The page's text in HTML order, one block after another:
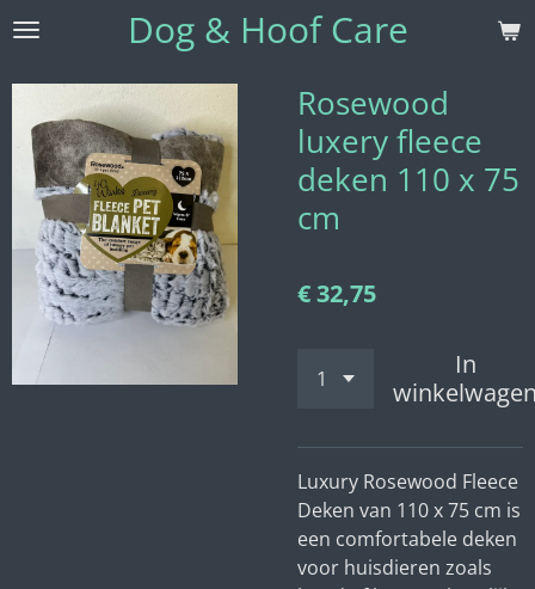
Ga
naar
hoofdinhoud
Dog & Hoof Care
Rosewood
luxery fleece
deken 110 x 75
cm
€ 32,75
In
Luxury Rosewood Fleece
Deken van 110 x 75 cm is
een comfortabele deken
voor huisdieren zoals